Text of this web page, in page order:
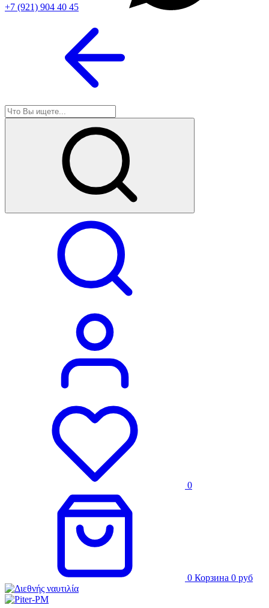
+7 (921) 904 40 45
0
0 Корзина 0 руб